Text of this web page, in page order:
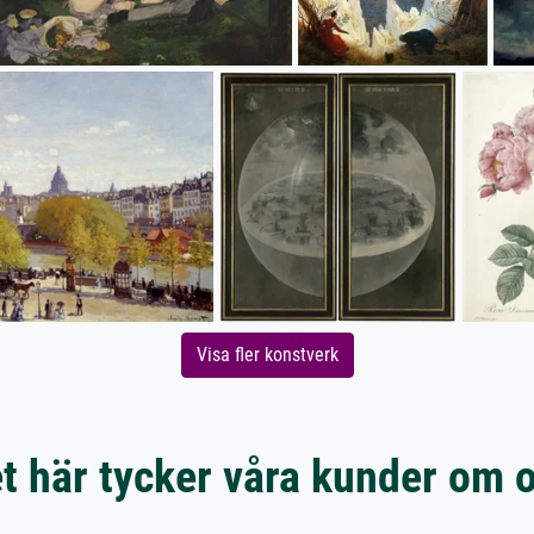
Visa fler konstverk
här tycker våra kunder om